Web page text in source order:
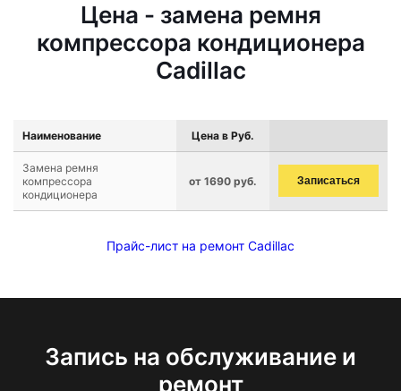
Цена - замена ремня
компрессора кондиционера
Cadillac
Наименование Цена в Руб.
Замена ремня
компрессора
кондиционера
от 1690 руб. Записаться
Прайс-лист на ремонт Cadillac
Запись на обслуживание и
ремонт